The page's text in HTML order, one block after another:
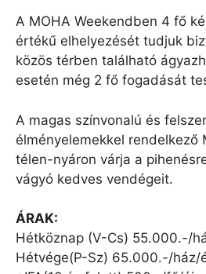
A MOHA Weekendben 4 fő
értékű elhelyezését tudjuk
közös térben található
esetén még 2 fő fogadását
A magas színvonalú és
élményelemekkel rendelkező
télen-nyáron várja a
vágyó kedves vendégeit.
ÁRAK:
Hétköznap (V-Cs) 55.000.-/
Hétvége(P-Sz) 65.000.-/ház/